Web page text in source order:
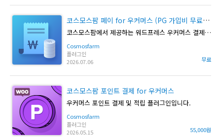
코스모스팜 페이 for 우커머스 (PG 가입비 무료 이벤트)
코스모스팜에서 제공하는 워드프레스 우커머스 결제 플러그인입니다.
Cosmosfarm
플러그인
2026.07.06
무료
코스모스팜 포인트 결제 for 우커머스
우커머스 포인트 결제 및 적립 플러그인입니다.
Cosmosfarm
플러그인
2026.05.15
55,000원